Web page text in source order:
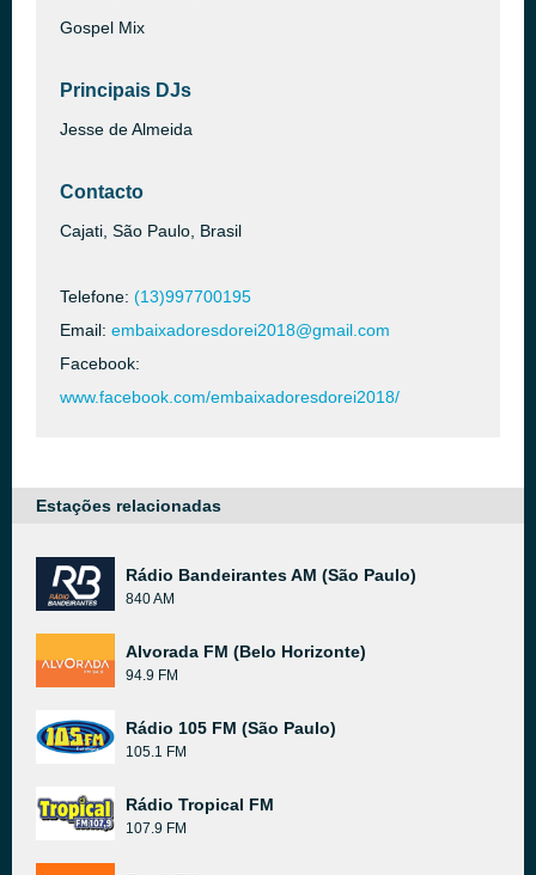
Gospel Mix
Principais DJs
Jesse de Almeida
Contacto
Cajati, São Paulo, Brasil
Telefone: (13)997700195
Email: embaixadoresdorei2018@gmail.com
Facebook:
www.facebook.com/embaixadoresdorei2018/
Estações relacionadas
Rádio Bandeirantes AM (São Paulo)
840 AM
Alvorada FM (Belo Horizonte)
94.9 FM
Rádio 105 FM (São Paulo)
105.1 FM
Rádio Tropical FM
107.9 FM